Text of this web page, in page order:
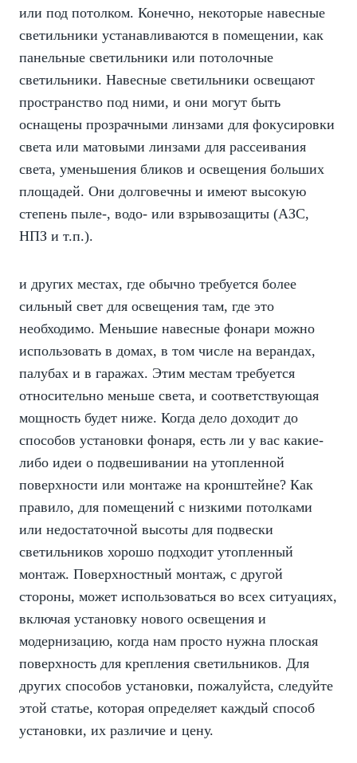
или под потолком. Конечно, некоторые навесные
светильники устанавливаются в помещении, как
панельные светильники или потолочные
светильники. Навесные светильники освещают
пространство под ними, и они могут быть
оснащены прозрачными линзами для фокусировки
света или матовыми линзами для рассеивания
света, уменьшения бликов и освещения больших
площадей. Они долговечны и имеют высокую
степень пыле-, водо- или взрывозащиты (АЗС,
НПЗ и т.п.).
и других местах, где обычно требуется более
сильный свет для освещения там, где это
необходимо. Меньшие навесные фонари можно
использовать в домах, в том числе на верандах,
палубах и в гаражах. Этим местам требуется
относительно меньше света, и соответствующая
мощность будет ниже. Когда дело доходит до
способов установки фонаря, есть ли у вас какие-
либо идеи о подвешивании на утопленной
поверхности или монтаже на кронштейне? Как
правило, для помещений с низкими потолками
или недостаточной высоты для подвески
светильников хорошо подходит утопленный
монтаж. Поверхностный монтаж, с другой
стороны, может использоваться во всех ситуациях,
включая установку нового освещения и
модернизацию, когда нам просто нужна плоская
поверхность для крепления светильников. Для
других способов установки, пожалуйста, следуйте
этой статье, которая определяет каждый способ
установки, их различие и цену.